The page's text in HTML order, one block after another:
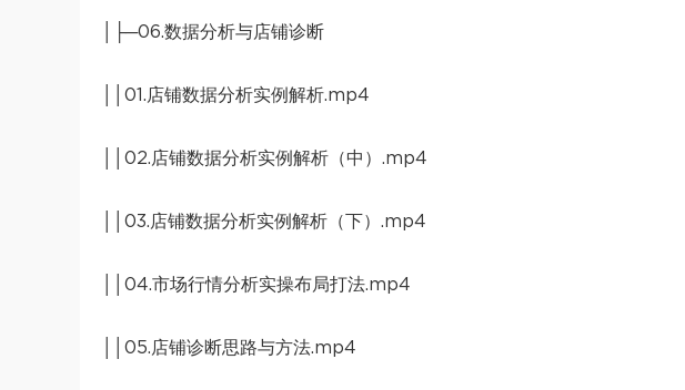
│├─06.数据分析与店铺诊断
││01.店铺数据分析实例解析.mp4
││02.店铺数据分析实例解析（中）.mp4
││03.店铺数据分析实例解析（下）.mp4
││04.市场行情分析实操布局打法.mp4
││05.店铺诊断思路与方法.mp4